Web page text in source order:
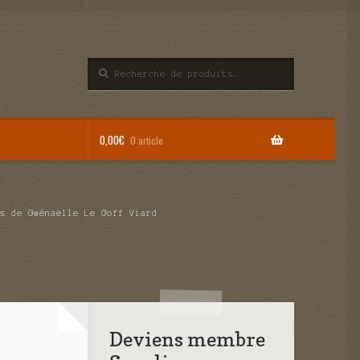
pour :
0,00€ 0 article
de Gwénaëlle Le Goff Viard
Deviens membre